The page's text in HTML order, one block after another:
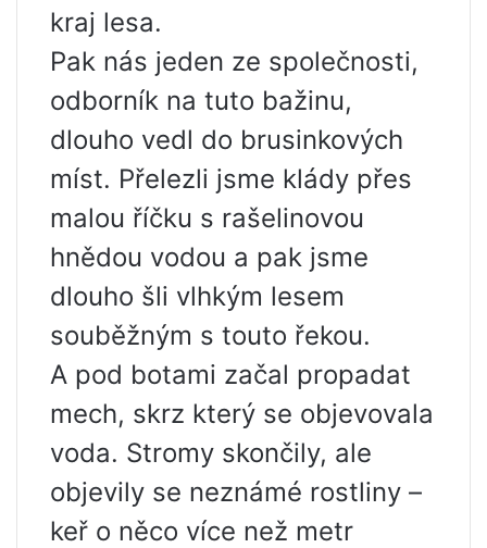
kraj lesa.
Pak nás jeden ze společnosti,
odborník na tuto bažinu,
dlouho vedl do brusinkových
míst. Přelezli jsme klády přes
malou říčku s rašelinovou
hnědou vodou a pak jsme
dlouho šli vlhkým lesem
souběžným s touto řekou.
A pod botami začal propadat
mech, skrz který se objevovala
voda. Stromy skončily, ale
objevily se neznámé rostliny –
keř o něco více než metr